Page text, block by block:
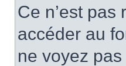
Ce n’est
accéder au
ne voyez